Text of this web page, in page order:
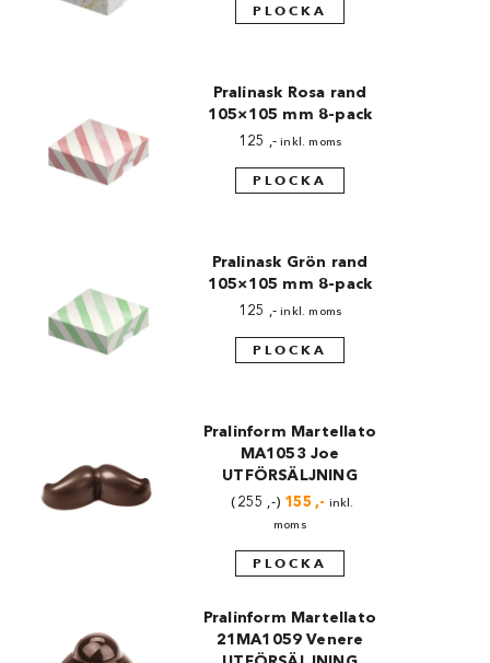
PLOCKA
Pralinask Rosa rand
105×105 mm 8-pack
125 ,- inkl. moms
PLOCKA
Pralinask Grön rand
105×105 mm 8-pack
125 ,- inkl. moms
PLOCKA
Pralinform Martellato
MA1053 Joe
UTFÖRSÄLJNING
255 ,- Det
ursprungliga
var:
155,- Det
inkl.
moms
PLOCKA
Pralinform Martellato
21MA1059 Venere